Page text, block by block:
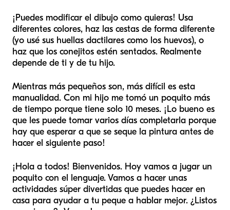
¡Puedes modificar el dibujo como quieras! Usa
diferentes colores, haz las cestas de forma diferente
(yo usé sus huellas dactilares como los huevos), o
haz que los conejitos estén sentados. Realmente
depende de ti y de tu hijo.
Mientras más pequeños son, más difícil es esta
manualidad. Con mi hijo me tomó un poquito más
de tiempo porque tiene solo 10 meses. ¡Lo bueno es
que les puede tomar varios días completarla porque
hay que esperar a que se seque la pintura antes de
hacer el siguiente paso!
¡Hola a todos! Bienvenidos. Hoy vamos a jugar un
poquito con el lenguaje. Vamos a hacer unas
actividades súper divertidas que puedes hacer en
casa para ayudar a tu peque a hablar mejor. ¿Listos